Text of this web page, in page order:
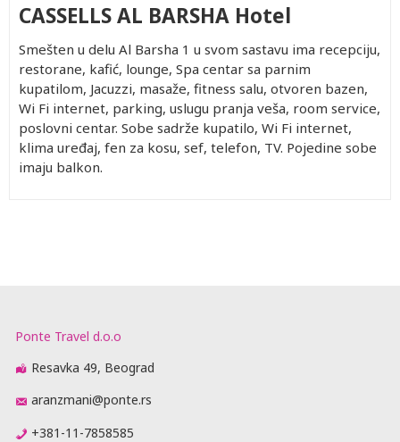
CASSELLS AL BARSHA Hotel
Smešten u delu Al Barsha 1 u svom sastavu ima recepciju,
restorane, kafić, lounge, Spa centar sa parnim
kupatilom, Jacuzzi, masaže, fitness salu, otvoren bazen,
Wi Fi internet, parking, uslugu pranja veša, room service,
poslovni centar. Sobe sadrže kupatilo, Wi Fi internet,
klima uređaj, fen za kosu, sef, telefon, TV. Pojedine sobe
imaju balkon.
Ponte Travel d.o.o
Resavka 49, Beograd
aranzmani@ponte.rs
+381-11-7858585